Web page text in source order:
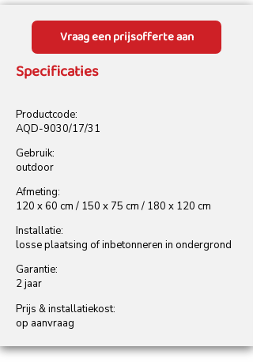
Vraag een prijsofferte aan
Specificaties
Productcode:
AQD-9030/17/31
Gebruik:
outdoor
Afmeting:
120 x 60 cm / 150 x 75 cm / 180 x 120 cm
Installatie:
losse plaatsing of inbetonneren in ondergrond
Garantie:
2 jaar
Prijs & installatiekost:
op aanvraag